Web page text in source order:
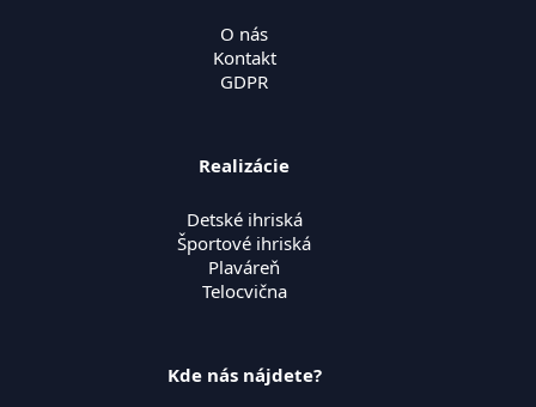
O nás
Kontakt
GDPR
Realizácie
Detské ihriská
Športové ihriská
Plaváreň
Telocvična
Kde nás nájdete?